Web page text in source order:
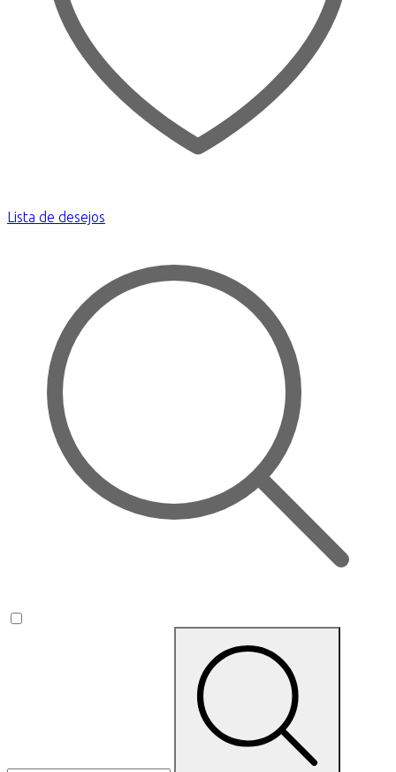
Lista de desejos